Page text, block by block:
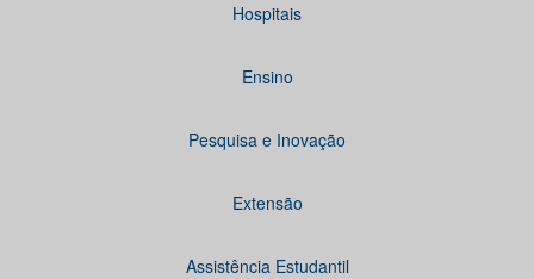
Hospitais
Ensino
Pesquisa e Inovação
Extensão
Assistência Estudantil